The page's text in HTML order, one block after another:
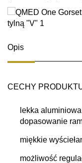
Opis
CECHY
lekka
dopasowanie
miękkie
możliwość